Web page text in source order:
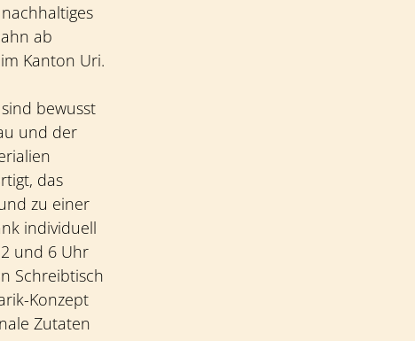
ab
Kanton Uri.
bewusst
und der
das
zu einer
individuell
und 6 Uhr
Schreibtisch
Konzept
Zutaten